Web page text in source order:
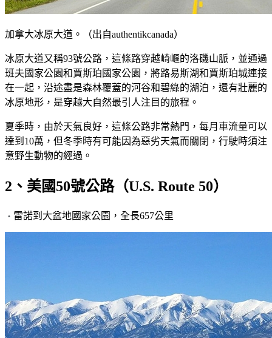
加拿大冰原大道。（出自authentikcanada）
冰原大道又稱93號公路，這條路穿越崎嶇的洛磯山脈，並通過
班夫國家公園和賈斯珀國家公園，將路易斯湖和賈斯珀城連接
在一起，沿途盡是森林覆蓋的河谷和碧綠的湖泊，還有壯麗的
冰原地形，是穿越大自然最引人注目的旅程。
夏季時，由於天氣良好，這條公路非常熱門，每月車流量可以
達到10萬，但冬季時有可能因為惡劣天氣而關閉，行駛時須注
意野生動物的經過。
2、美國50號公路（U.S. Route 50）
・ 雷諾到大盆地國家公園，全長657公里